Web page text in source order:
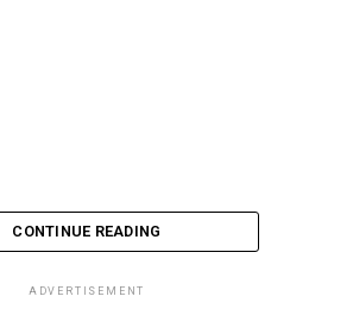
CONTINUE READING
ADVERTISEMENT